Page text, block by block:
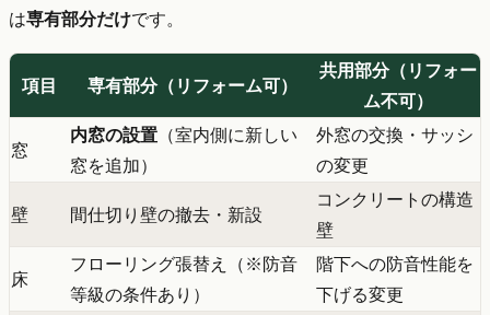
は専有部分だけです。
項目 専有部分（リフォーム可）
共用部分（リフォー
ム不可）
窓
内窓の設置 （室内側に新しい
窓を追加）
外窓の交換・サッシ
の変更
壁 間仕切り壁の撤去・新設
コンクリートの構造
壁
床
フローリング張替え（※防音
等級の条件あり）
階下への防音性能を
下げる変更